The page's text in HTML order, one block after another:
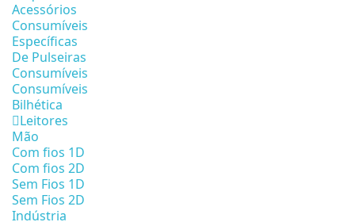
Acessórios
Consumíveis
Específicas
De Pulseiras
Consumíveis
Consumíveis
Bilhética
Leitores
Mão
Com fios 1D
Com fios 2D
Sem Fios 1D
Sem Fios 2D
Indústria